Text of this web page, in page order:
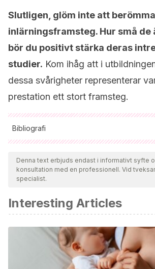
Slutligen, glöm inte att
inlärningsframsteg. Hur små de
bör du positivt stärka deras
studier. Kom ihåg att i
dessa svårigheter representerar
prestation ett stort framsteg.
Bibliografi
Samtliga citerade källor har granskats
för att säkerställa deras kvalitet,
giltighet. Bibliografin för denna artikel
Bedoya, G., & Correa, H. (2007).
Colegio Oficial José Antonio Galán.
http://colegios.pereiraeduca.gov.co/
Feliu Capilla, A.(2018). Atención a los
de aprendizaje.
Denna text erbjuds endast i informativt syfte
konsultation med en professionell. Vid
specialist.
Interesting Articles